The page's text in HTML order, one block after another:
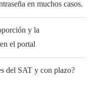
en muchos casos.
y la
el portal
del SAT y con plazo?